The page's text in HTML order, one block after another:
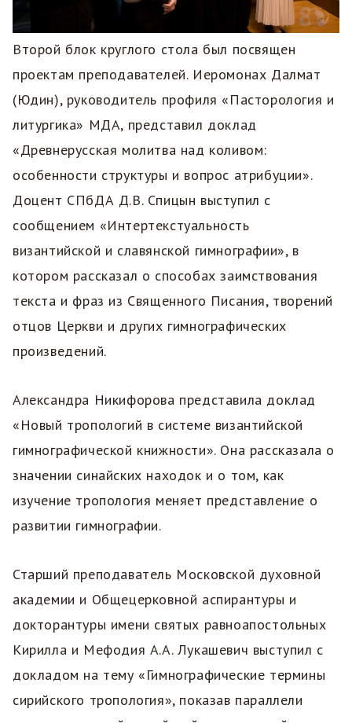
Второй блок круглого стола был посвящен
проектам преподавателей. Иеромонах Далмат
(Юдин), руководитель профиля «Пасторология и
литургика» МДА, представил доклад
«Древнерусская молитва над коливом:
особенности структуры и вопрос атрибуции».
Доцент СПбДА Д.В. Спицын выступил с
сообщением «Интертекстуальность
византийской и славянской гимнографии», в
котором рассказал о способах заимствования
текста и фраз из Священного Писания, творений
отцов Церкви и других гимнографических
произведений.
Александра Никифорова представила доклад
«Новый тропологий в системе византийской
гимнографической книжности». Она рассказала о
значении синайских находок и о том, как
изучение тропология меняет представление о
развитии гимнографии.
Старший преподаватель Московской духовной
академии и Общецерковной аспирантуры и
докторантуры имени святых равноапостольных
Кирилла и Мефодия А.А. Лукашевич выступил с
докладом на тему «Гимнографические термины
сирийского тропология», показав параллели